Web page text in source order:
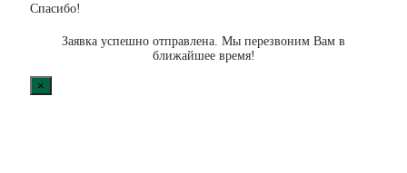
Спасибо!
Заявка успешно отправлена. Мы перезвоним Вам в
ближайшее время!
×